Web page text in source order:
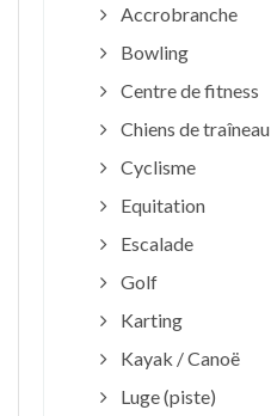
Accrobranche
Bowling
Centre de fitness
Chiens de traîneau
Cyclisme
Equitation
Escalade
Golf
Karting
Kayak / Canoë
Luge (piste)